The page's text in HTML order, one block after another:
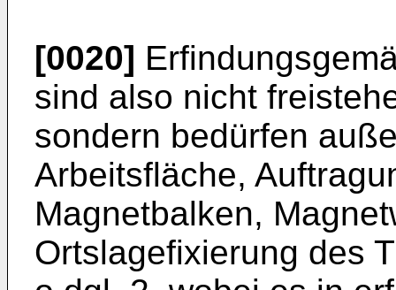
[0020]
sind also nicht
sondern bedürfen
Arbeitsfläche,
Magnetbalken,
Ortslagefixierung des